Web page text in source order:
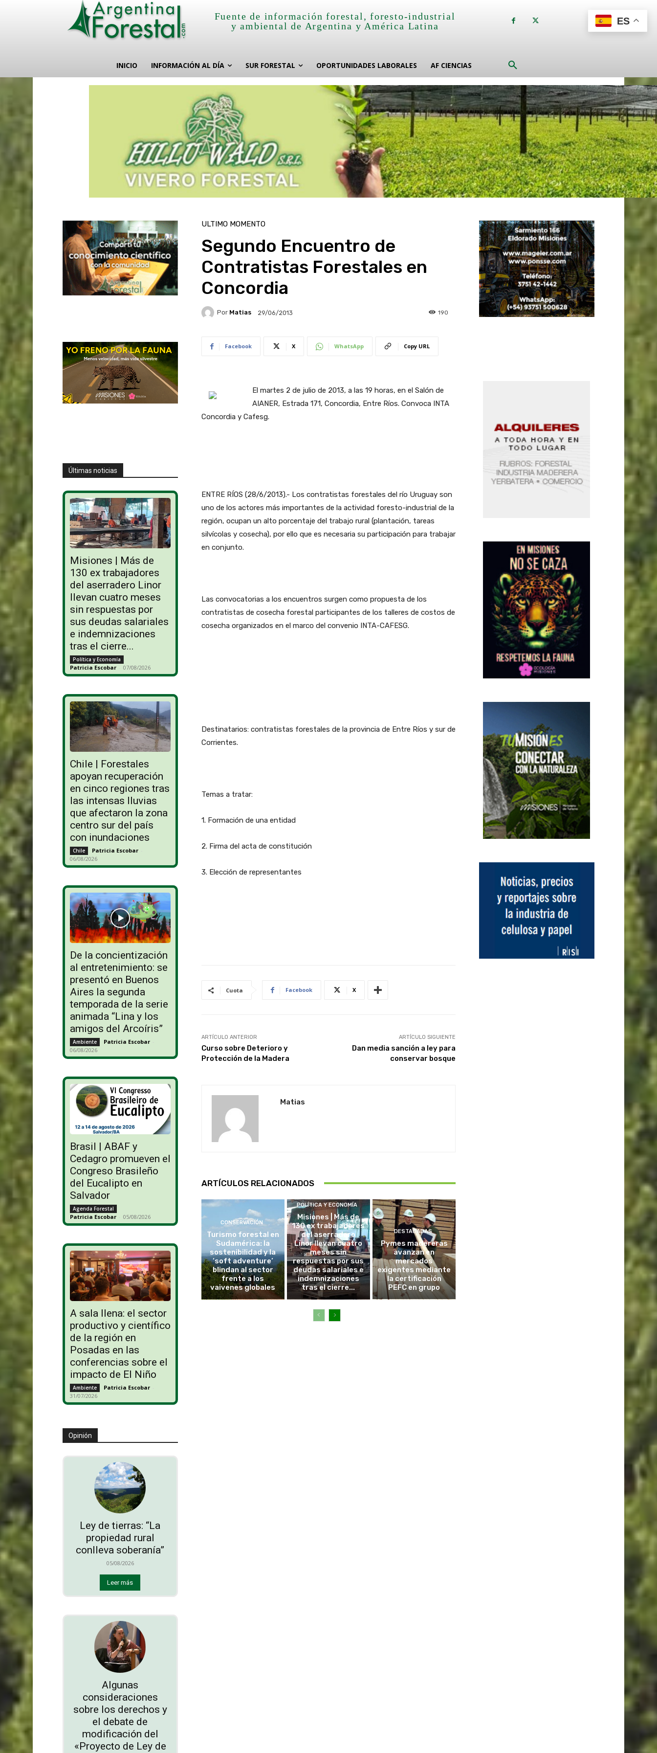
Fuente de información forestal, foresto-industrial
y ambiental de Argentina y América Latina
INICIO INFORMACIÓN AL DÍA SUR FORESTAL OPORTUNIDADES LABORALES AF CIENCIAS
Últimas noticias
Misiones | Más de
130 ex trabajadores
del aserradero Linor
llevan cuatro meses
sin respuestas por
sus deudas salariales
e indemnizaciones
tras el cierre...
Política y Economía
Patricia Escobar - 07/08/2026
Chile | Forestales
apoyan recuperación
en cinco regiones tras
las intensas lluvias
que afectaron la zona
centro sur del país
con inundaciones
Chile Patricia Escobar -
06/08/2026
De la concientización
al entretenimiento: se
presentó en Buenos
Aires la segunda
temporada de la serie
animada “Lina y los
amigos del Arcoíris”
Ambiente Patricia Escobar -
06/08/2026
Brasil | ABAF y
Cedagro promueven el
Congreso Brasileño
del Eucalipto en
Salvador
Agenda Forestal
Patricia Escobar - 05/08/2026
A sala llena: el sector
productivo y científico
de la región en
Posadas en las
conferencias sobre el
impacto de El Niño
Ambiente Patricia Escobar -
31/07/2026
Opinión
Ley de tierras: “La
propiedad rural
conlleva soberanía”
05/08/2026
Leer más
Algunas
consideraciones
sobre los derechos y
el debate de
modificación del
«Proyecto de Ley de
ULTIMO MOMENTO
Segundo Encuentro de
Contratistas Forestales en
Concordia
Por Matias 29/06/2013 190
Facebook X WhatsApp Copy URL
El martes 2 de julio de 2013, a las 19 horas, en el Salón de
AIANER, Estrada 171, Concordia, Entre Ríos. Convoca INTA
Concordia y Cafesg.
ENTRE RÍOS (28/6/2013).- Los contratistas forestales del río Uruguay son
uno de los actores más importantes de la actividad foresto-industrial de la
región, ocupan un alto porcentaje del trabajo rural (plantación, tareas
silvícolas y cosecha), por ello que es necesaria su participación para trabajar
en conjunto.
Las convocatorias a los encuentros surgen como propuesta de los
contratistas de cosecha forestal participantes de los talleres de costos de
cosecha organizados en el marco del convenio INTA-CAFESG.
Destinatarios: contratistas forestales de la provincia de Entre Ríos y sur de
Corrientes.
Temas a tratar:
1. Formación de una entidad
2. Firma del acta de constitución
3. Elección de representantes
Cuota Facebook X
ARTÍCULO ANTERIOR
Curso sobre Deterioro y
Protección de la Madera
ARTÍCULO SIGUIENTE
Dan media sanción a ley para
conservar bosque
Matias
ARTÍCULOS RELACIONADOS
CONSERVACIÓN
Turismo forestal en
Sudamérica: la
sostenibilidad y la
‘soft adventure’
blindan al sector
frente a los
vaivenes globales
POLÍTICA Y ECONOMÍA
Misiones | Más de
130 ex trabajadores
del aserradero
Linor llevan cuatro
meses sin
respuestas por sus
deudas salariales e
indemnizaciones
tras el cierre...
DESTACADAS
Pymes madereras
avanzan en
mercados
exigentes mediante
la certificación
PEFC en grupo
ES